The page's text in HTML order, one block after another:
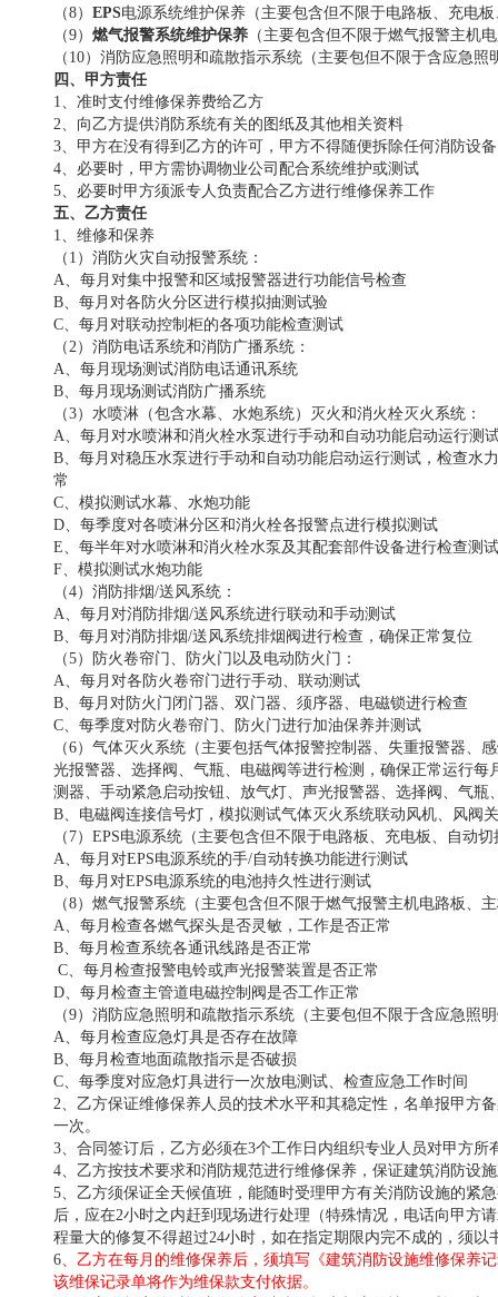
（8）EPS电源系统维护保养（主要包含但不限于电路板、充电
（9）燃气报警系统维护保养 （主要包含但不限于燃气报警主机
（ 10）消防应急照明和疏散指示系统（主要包但不限于含应急
四、甲方责任
1、准时支付维修保养费给乙方
2、向乙方提供消防系统有关的图纸及其他相关资料
3、甲方在没有得到乙方的许可，甲方不得随便拆除任何消防设备
4、必要时，甲方需协调物业公司配合系统维护或测试
5、必要时甲方须派专人负责配合乙方进行维修保养工作
五、乙方责任
1、维修和保养
（ 1）消防火灾自动报警系统：
A、每月对集中报警和区域报警器进行功能信号检查
B、每月对各防火分区进行模拟抽测试验
C、每月对联动控制柜的各项功能检查测试
（2）消防电话系统和消防广播系统：
A、每月现场测试消防电话通讯系统
B、每月现场测试消防广播系统
（3）水喷淋（包含水幕、水炮系统）灭火和消火栓灭火系统：
A、每月对水喷淋和消火栓水泵进行手动和自动功能启动运行测
B、每月对稳压水泵进行手动和自动功能启动运行测试，检查水
常
C、模拟测试水幕、水炮功能
D、每季度对各喷淋分区和消火栓各报警点进行模拟测试
E、每半年对水喷淋和消火栓水泵及其配套部件设备进行检查测
F、模拟测试水炮功能
（4）消防排烟/送风系统：
A、每月对消防排烟/送风系统进行联动和手动测试
B、每月对消防排烟/送风系统排烟阀进行检查，确保正常复位
（5）防火卷帘门、防火门以及电动防火门：
A、每月对各防火卷帘门进行手动、联动测试
B、每月对防火门闭门器、双门器、须序器、电磁锁进行检查
C、每季度对防火卷帘门、防火门进行加油保养并测试
（6）气体灭火系统（主要包括气体报警控制器、失重报警器、
光报警器、选择阀、气瓶、电磁阀等进行检测，确保正常运行
测器、手动紧急启动按钮、放气灯、声光报警器、选择阀、气瓶
B、电磁阀连接信号灯，模拟测试气体灭火系统联动风机、风阀
（ 7）EPS电源系统（主要包含但不限于电路板、充电板、自动
A、每月对EPS电源系统的手/自动转换功能进行测试
B、每月对EPS电源系统的电池持久性进行测试
（8）燃气报警系统（主要包含但不限于燃气报警主机电路板、
A、每月检查各燃气探头是否灵敏，工作是否正常
B、每月检查系统各通讯线路是否正常
C、每月检查报警电铃或声光报警装置是否正常
D、每月检查主管道电磁控制阀是否工作正常
（9）消防应急照明和疏散指示系统（主要包但不限于含应急照
A、每月检查应急灯具是否存在故障
B、每月检查地面疏散指示是否破损
C、每季度对应急灯具进行一次放电测试、检查应急工作时间
2、乙方保证维修保养人员的技术水平和其稳定性，名单报甲方
一次。
3、合同签订后，乙方必须在3个工作日内组织专业人员对甲方
4、乙方按技术要求和消防规范进行维修保养，保证建筑消防设
5、乙方须保证全天候值班，能随时受理甲方有关消防设施的紧
后， 应在2小时之内赶到现场进行处理（特殊情况，电话向甲方
程量大的修复不得超过24小时，如在指定期限内完不成的，须以
6、乙方在每月的维修保养后，须填写《建筑消防设施维修保养
该维保记录单将作为维保款支付依据。